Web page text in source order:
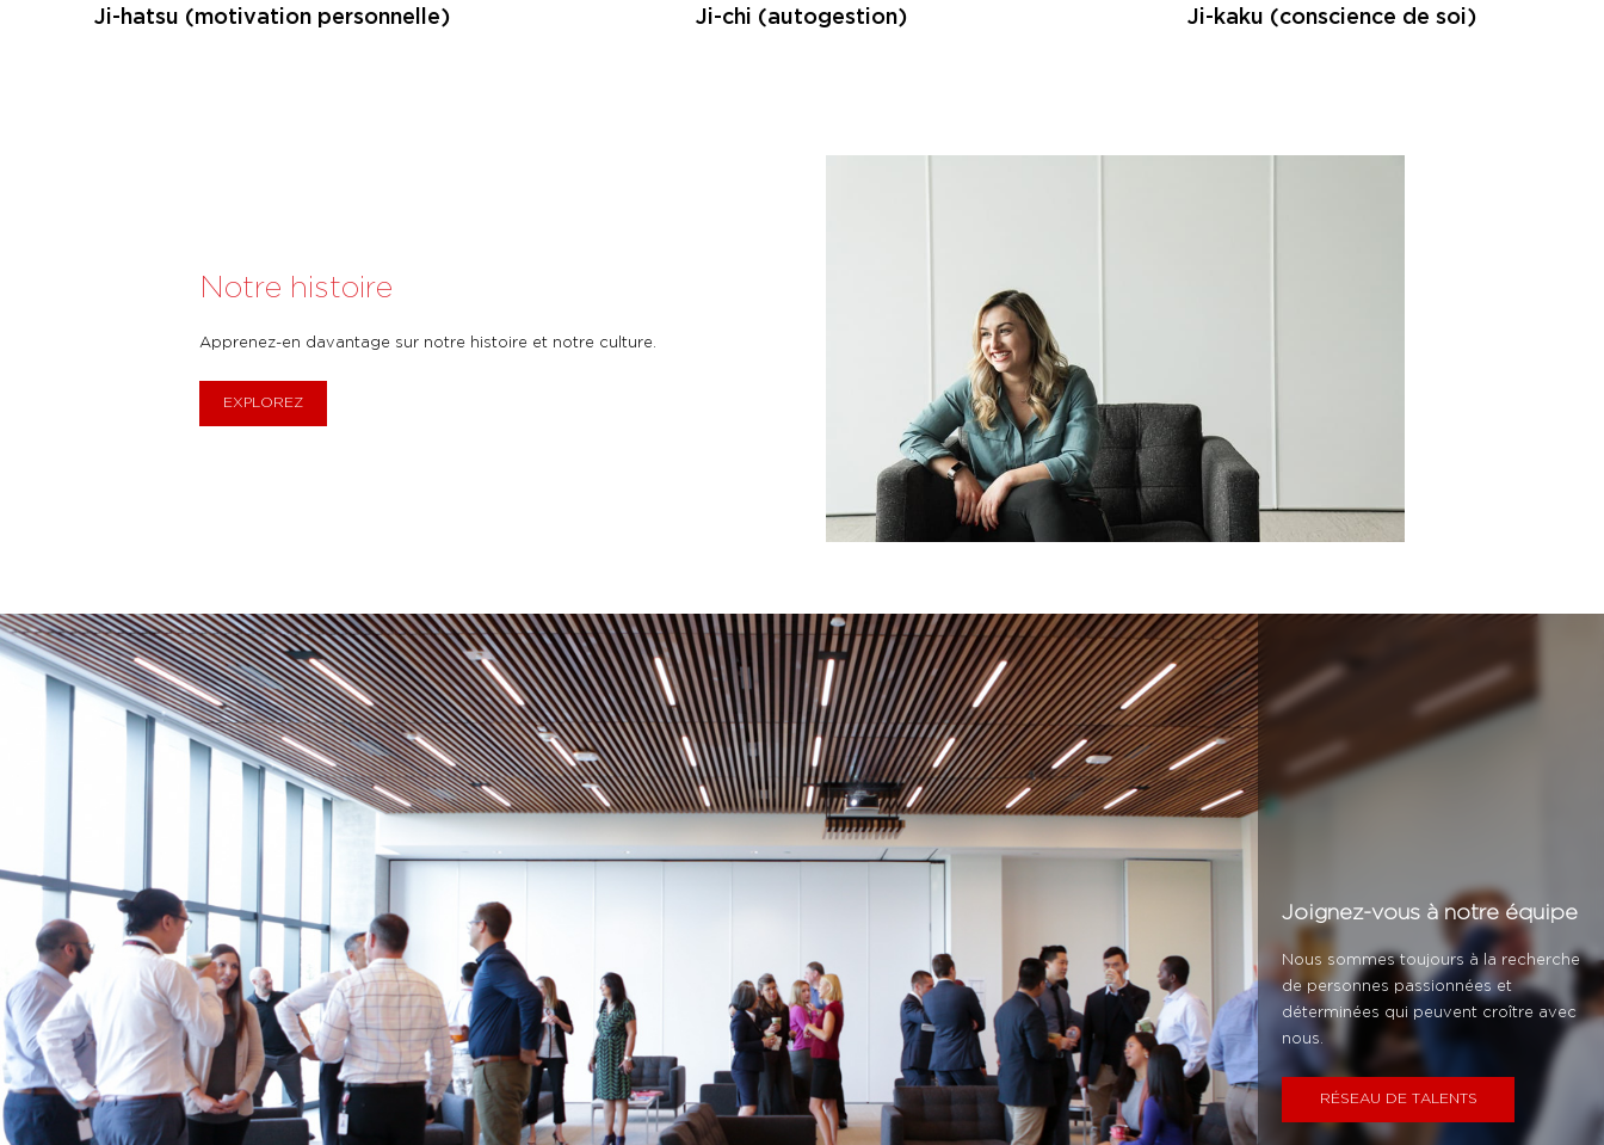
Ji-hatsu (motivation personnelle) Ji-chi (autogestion) Ji-kaku (conscience de soi)
Notre histoire
Apprenez-en davantage sur notre histoire et notre culture.
EXPLOREZ
Joignez-vous à notre équipe
Nous sommes toujours à la recherche
de personnes passionnées et
déterminées qui peuvent croître avec
nous.
RÉSEAU DE TALENTS